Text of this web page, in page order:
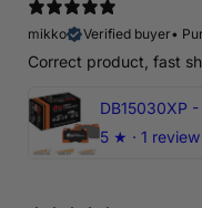
mikko
Verified buyer•
Correct product, fast
5 ★ · 1 review